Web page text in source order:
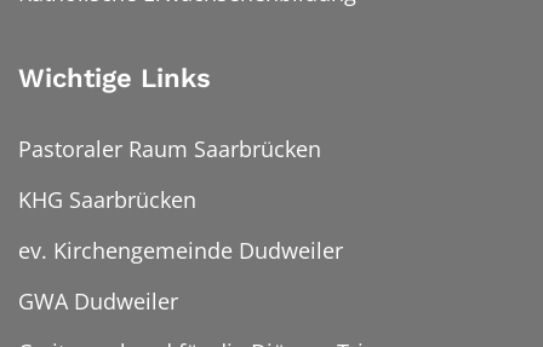
Wichtige Links
Pastoraler Raum Saarbrücken
KHG Saarbrücken
ev. Kirchengemeinde Dudweiler
GWA Dudweiler